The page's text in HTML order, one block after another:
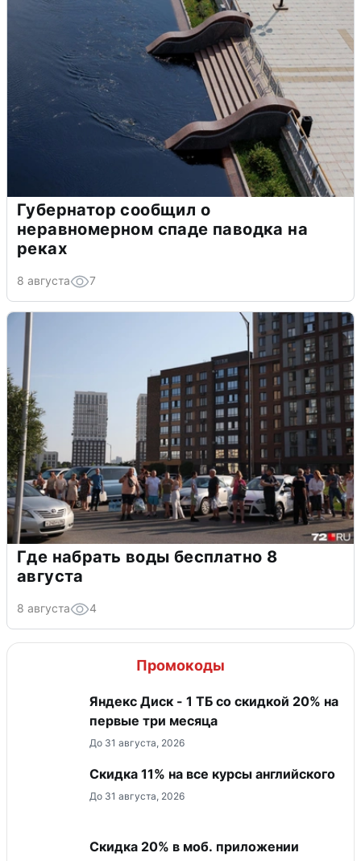
Губернатор сообщил о
неравномерном спаде паводка на
реках
8 августа 7
Где набрать воды бесплатно 8
августа
8 августа 4
Промокоды
Яндекс Диск - 1 ТБ со скидкой 20% на
первые три месяца
До 31 августа, 2026
Скидка 11% на все курсы английского
До 31 августа, 2026
Скидка 20% в моб. приложении